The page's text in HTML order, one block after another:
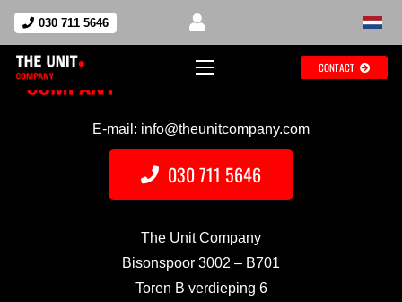
030 711 5646
CONTACT
E-mail: info@theunitcompany.com
030 711 5646
The Unit Company
Bisonspoor 3002 – B701
Toren B verdieping 6